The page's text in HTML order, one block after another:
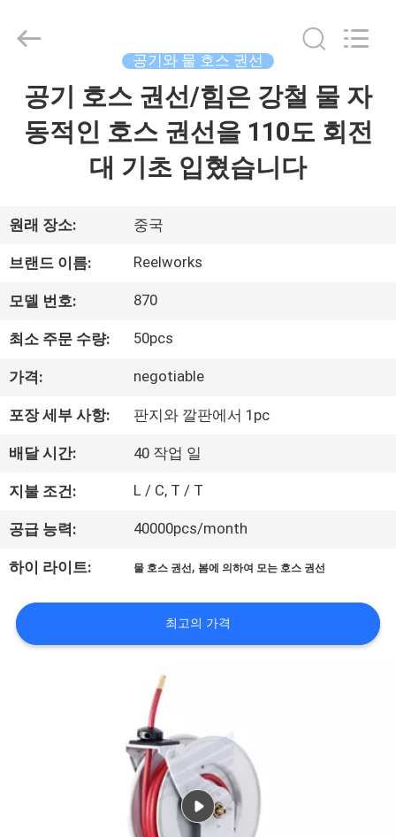
비
디
오
회
사
소
개
공
견
2015
Machinery
Rights
Reserved.
공기와 물 호스 권선
공기 호스 권선/힘은 강철 물 자
동적인 호스 권선을 110도 회전
대 기초 입혔습니다
원래 장소: 중국
브랜드 이름: Reelworks
모델 번호: 870
최소 주문 수량: 50pcs
가격: negotiable
포장 세부 사항: 판지와 깔판에서 1pc
배달 시간: 40 작업 일
지불 조건: L / C, T / T
공급 능력: 40000pcs/month
하이 라이트: 물 호스 권선, 봄에 의하여 모는 호스 권선
최고의 가격